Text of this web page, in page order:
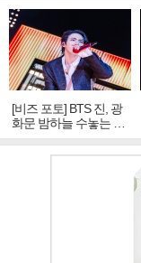
[비즈 포토] BTS 진, 광
화문 밤하늘 수놓는 '비
주얼 킹'의 열창